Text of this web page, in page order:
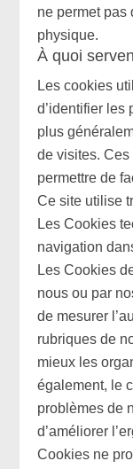
ne permet pas
physique.
À quoi
Les cookies
d’identifier les
plus
de visites.
permettre de
Ce site utilise
Les Cookies
navigation
Les Cookies
nous ou par
de mesurer
rubriques de
mieux les
également, le
problèmes de
d’améliorer
Cookies ne